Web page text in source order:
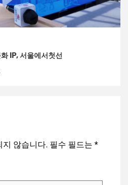
IP, 서울에서첫선
지 않습니다. 필수 필드는 *